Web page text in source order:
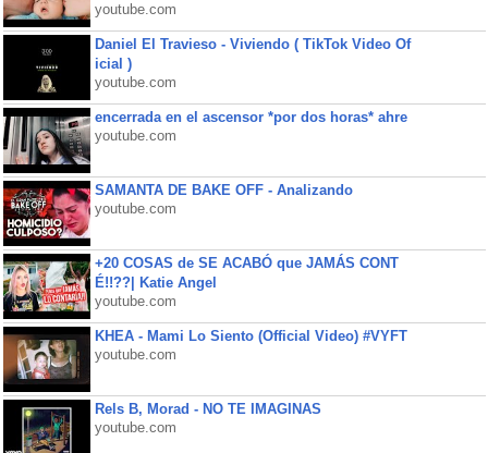
youtube.com
Daniel El Travieso - Viviendo ( TikTok Video Of
icial )
youtube.com
encerrada en el ascensor *por dos horas* ahre
youtube.com
SAMANTA DE BAKE OFF - Analizando
youtube.com
+20 COSAS de SE ACABÓ que JAMÁS CONT
É!!??| Katie Angel
youtube.com
KHEA - Mami Lo Siento (Official Video) #VYFT
youtube.com
Rels B, Morad - NO TE IMAGINAS
youtube.com